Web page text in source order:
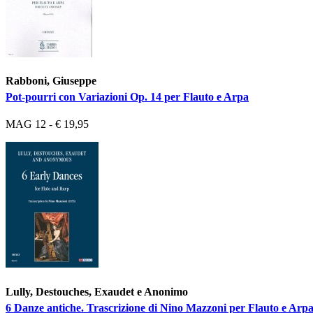
Rabboni, Giuseppe
Pot-pourri con Variazioni Op. 14 per Flauto e Arpa
MAG 12 - € 19,95
Lully, Destouches, Exaudet e Anonimo
6 Danze antiche. Trascrizione di Nino Mazzoni per Flauto e